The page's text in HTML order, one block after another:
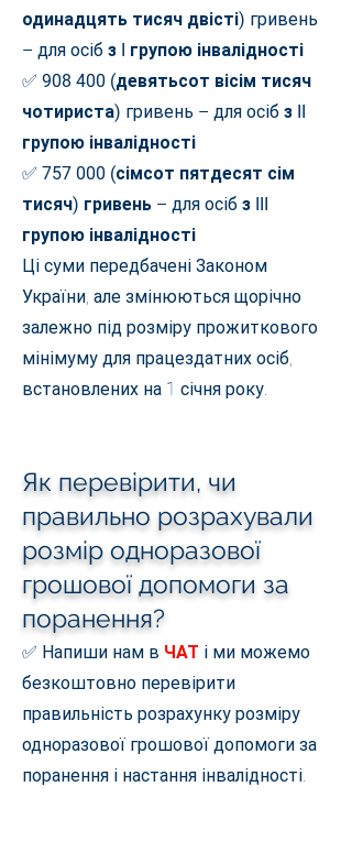
одинадцять тисяч двісті) гривень
– для осіб з I групою інвалідності
✅ 908 400 (девятьсот вісім тисяч
чотириста) гривень – для осіб з II
групою інвалідності
✅ 757 000 (сімсот пятдесят сім
тисяч) гривень – для осіб з III
групою інвалідності
Ці суми передбачені Законом
України, але змінюються щорічно
залежно під розміру прожиткового
мінімуму для працездатних осіб,
встановлених на 1 січня року.
Як перевірити, чи
правильно розрахували
розмір одноразової
грошової допомоги за
поранення?
✅ Напиши нам в ЧАТ і ми можемо
безкоштовно перевірити
правильність розрахунку розміру
одноразової грошової допомоги за
поранення і настання інвалідності.